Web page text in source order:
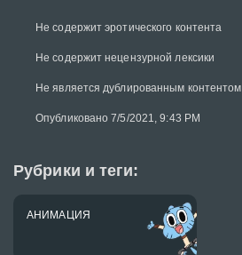
Не содержит эротического контента
Не содержит нецензурной лексики
Не является дублированным контентом
Опубликовано 7/5/2021, 9:43 PM
Рубрики и теги:
АНИМАЦИЯ